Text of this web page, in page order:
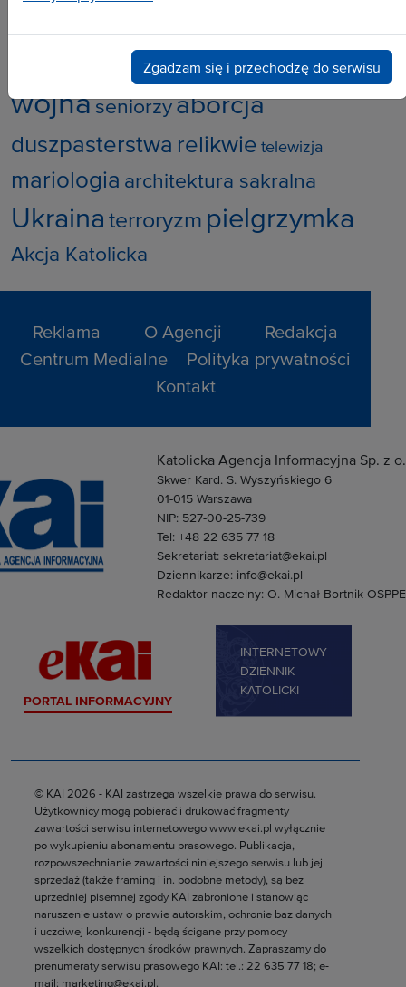
finanse Kościołareligia
wojnaseniorzyaborcja
duszpasterstwa relikwie telewizja
mariologia architektura sakralna
Ukraina terroryzm pielgrzymka
Akcja Katolicka
Zgadzam się i przechodzę do serwisu
Reklama O Agencji
Redakcja
Centrum Medialne
Polityka prywatności
Kontakt
Katolicka Agencja Informacyjna Sp. z
Skwer Kard. S. Wyszyńskiego 6
01-015 Warszawa
NIP: 527-00-25-739
Tel: +48 22 635 77 18
Sekretariat: sekretariat@ekai.pl
Dziennikarze: info@ekai.pl
Redaktor naczelny: O. Michał Bortnik OSPPE
PORTAL INFORMACYJNY
INTERNETOWY
DZIENNIK
KATOLICKI
© KAI 2026 - KAI zastrzega wszelkie prawa do serwisu.
Użytkownicy mogą pobierać i drukować fragmenty
zawartości serwisu internetowego www.ekai.pl wyłącznie
po wykupieniu abonamentu prasowego. Publikacja,
rozpowszechnianie zawartości niniejszego serwisu lub jej
sprzedaż (także framing i in. podobne metody), są bez
uprzedniej pisemnej zgody KAI zabronione i stanowiąc
naruszenie ustaw o prawie autorskim, ochronie baz danych
i uczciwej konkurencji - będą ścigane przy pomocy
wszelkich dostępnych środków prawnych. Zapraszamy do
prenumeraty serwisu prasowego KAI: tel.: 22 635 77 18; e-
mail: marketing@ekai.pl.